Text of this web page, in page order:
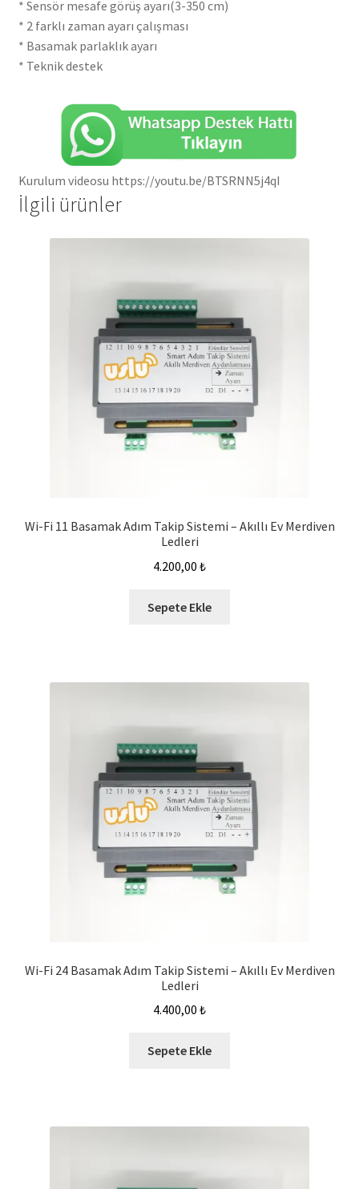
* Sensör mesafe görüş ayarı(3-350 cm)
* 2 farklı zaman ayarı çalışması
* Basamak parlaklık ayarı
* Teknik destek
Kurulum videosu https://youtu.be/BTSRNN5j4qI
İlgili ürünler
Wi-Fi 11 Basamak Adım Takip Sistemi – Akıllı Ev Merdiven
Ledleri
4.200,00 ₺
Sepete Ekle
Wi-Fi 24 Basamak Adım Takip Sistemi – Akıllı Ev Merdiven
Ledleri
4.400,00 ₺
Sepete Ekle